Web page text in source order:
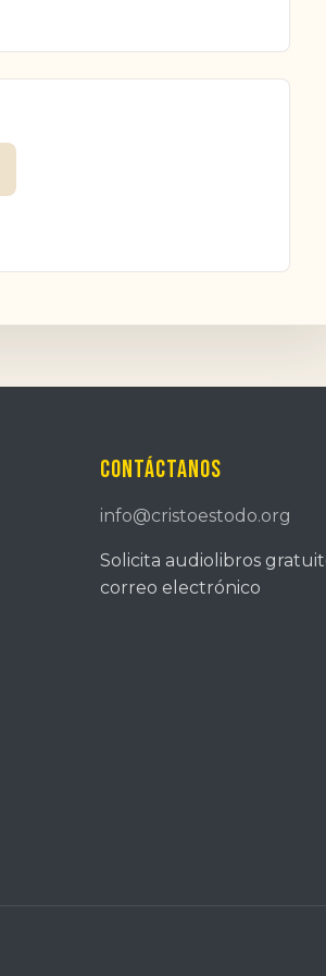
Contáctanos
info@cristoestodo.org
Solicita audiolibros
correo electrónico